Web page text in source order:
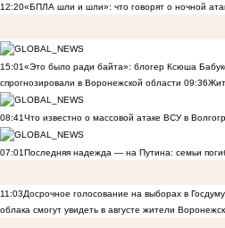
12:20«БПЛА шли и шли»: что говорят о ночной
15:01«Это было ради байта»: блогер Ксюша
спрогнозировали в Воронежской области 09:36
08:41Что известно о массовой атаке ВСУ в
07:01Последняя надежда — на Путина: семьи
11:03Досрочное голосование на выборах в
облака смогут увидеть в августе жители